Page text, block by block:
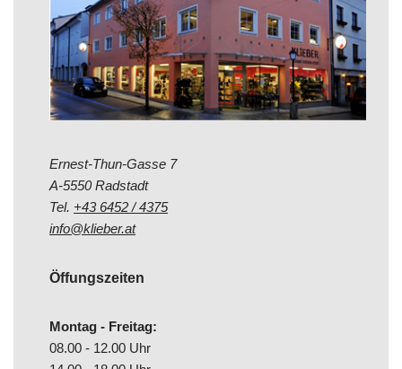
Ernest-Thun-Gasse 7
A-5550 Radstadt
Tel. +43 6452 / 4375
info@klieber.at
Öffungszeiten
Montag - Freitag:
08.00 - 12.00 Uhr